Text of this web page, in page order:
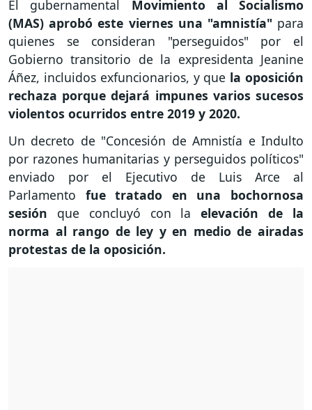
El gubernamental Movimiento al Socialismo
(MAS) aprobó este viernes una "amnistía" para
quienes se consideran "perseguidos" por el
Gobierno transitorio de la expresidenta Jeanine
Áñez, incluidos exfuncionarios, y que la oposición
rechaza porque dejará impunes varios sucesos
violentos ocurridos entre 2019 y 2020.
Un decreto de "Concesión de Amnistía e Indulto
por razones humanitarias y perseguidos políticos"
enviado por el Ejecutivo de Luis Arce al
Parlamento fue tratado en una bochornosa
sesión que concluyó con laelevación de la
norma al rango de ley y en medio de airadas
protestas de la oposición.